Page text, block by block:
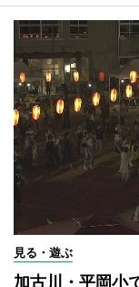
見る・遊ぶ
加古川・平岡小